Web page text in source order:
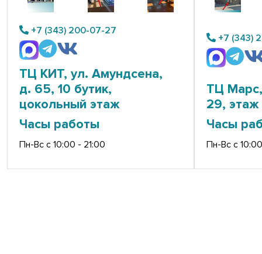
+7 (343) 200-07-27
ТЦ КИТ, ул. Амундсена,
д. 65, 10 бутик,
цокольный этаж
Часы работы
Пн-Вс с 10:00 - 21:00
+7 (343)
ТЦ
29, этаж
Часы
Пн-Вс с